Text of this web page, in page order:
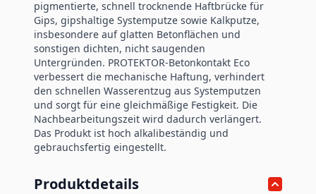
pigmentierte, schnell trocknende Haftbrücke für
Gips, gipshaltige Systemputze sowie Kalkputze,
insbesondere auf glatten Betonflächen und
sonstigen dichten, nicht saugenden
Untergründen. PROTEKTOR-Betonkontakt Eco
verbessert die mechanische Haftung, verhindert
den schnellen Wasserentzug aus Systemputzen
und sorgt für eine gleichmäßige Festigkeit. Die
Nachbearbeitungszeit wird dadurch verlängert.
Das Produkt ist hoch alkalibeständig und
gebrauchsfertig eingestellt.
Produktdetails